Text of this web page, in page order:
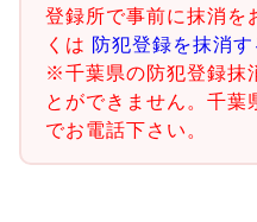
登録所で事前に抹消を
くは 防犯登録を抹消
※千葉県の防犯登録抹
とができません。千葉
でお電話下さい。